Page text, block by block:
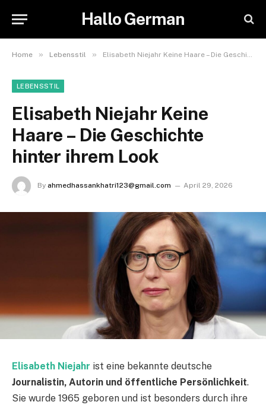
Hallo German
Home » Lebensstil » Elisabeth Niejahr Keine Haare – Die Geschichte hinter ihrem Look
LEBENSSTIL
Elisabeth Niejahr Keine
Haare – Die Geschichte
hinter ihrem Look
By ahmedhassankhatri123@gmail.com April 29, 2026
Elisabeth Niejahr ist eine bekannte deutsche
Journalistin, Autorin und öffentliche Persönlichkeit.
Sie wurde 1965 geboren und ist besonders durch ihre